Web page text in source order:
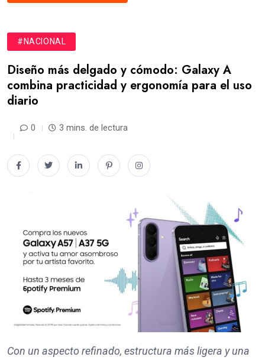
#NACIONAL
Diseño más delgado y cómodo: Galaxy A
combina practicidad y ergonomía para el uso
diario
0 3 mins. de lectura
Con un aspecto refinado, estructura más ligera y una